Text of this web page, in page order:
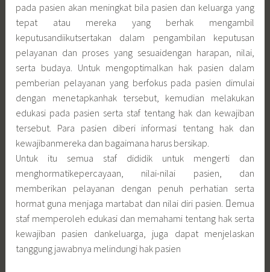
pada pasien akan meningkat bila pasien dan keluarga yang
tepat atau mereka yang berhak mengambil
keputusandiikutsertakan dalam pengambilan keputusan
pelayanan dan proses yang sesuaidengan harapan, nilai,
serta budaya. Untuk mengoptimalkan hak pasien dalam
pemberian pelayanan yang berfokus pada pasien dimulai
dengan menetapkanhak tersebut, kemudian melakukan
edukasi pada pasien serta staf tentang hak dan kewajiban
tersebut. Para pasien diberi informasi tentang hak dan
kewajibanmereka dan bagaimana harus bersikap.
Untuk itu semua staf dididik untuk mengerti dan
menghormatikepercayaan, nilai-nilai pasien, dan
memberikan pelayanan dengan penuh perhatian serta
hormat guna menjaga martabat dan nilai diri pasien. emua
staf memperoleh edukasi dan memahami tentang hak serta
kewajiban pasien dankeluarga, juga dapat menjelaskan
tanggung jawabnya melindungi hak pasien